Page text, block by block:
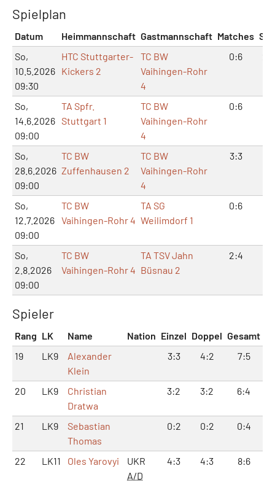
Spielplan
Datum Heimmannschaft Gastmannschaft Matches
So,
10.5.2026
09:30
HTC Stuttgarter-
Kickers 2
TC BW
Vaihingen-Rohr
4
0:6
So,
14.6.2026
09:00
TA Spfr.
Stuttgart 1
TC BW
Vaihingen-Rohr
4
0:6
So,
28.6.2026
09:00
TC BW
Zuffenhausen 2
TC BW
Vaihingen-Rohr
4
3:3
So,
12.7.2026
09:00
TC BW
Vaihingen-Rohr 4
TA SG
Weilimdorf 1
0:6
So,
2.8.2026
09:00
TC BW
Vaihingen-Rohr 4
TA TSV Jahn
Büsnau 2
2:4
Spieler
Rang LK Name Nation Einzel Doppel Gesamt
19
LK9
Alexander
Klein
3:3 4:2 7:5
20 LK9
Christian
Dratwa
3:2 3:2 6:4
21 LK9
Sebastian
Thomas
0:2 0:2 0:4
22 LK11 Oles Yarovyi
UKR
A/D
4:3 4:3 8:6